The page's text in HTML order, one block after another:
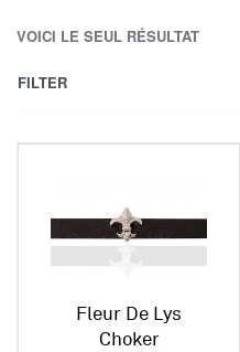
VOICI LE SEUL RÉSULTAT
FILTER
Fleur De Lys
Choker